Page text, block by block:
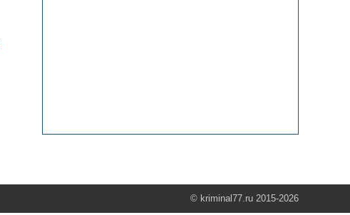
© kriminal77.ru 2015-2026